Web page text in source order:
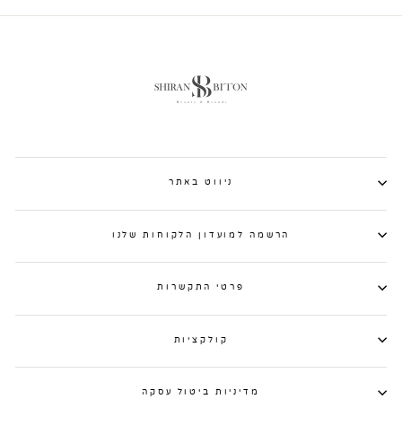
ניווט באתר
הרשמה למועדון הלקוחות שלנו
פרטי התקשרות
קולקציות
מדיניות ביטול עסקה